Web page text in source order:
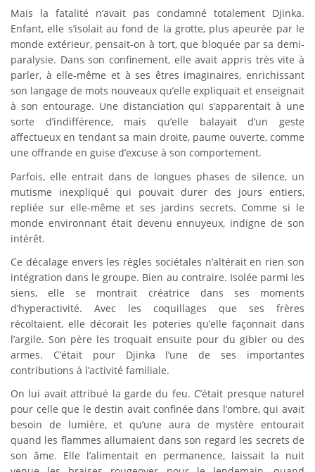
Mais la fatalité n’avait pas condamné totalement Djinka.
Enfant, elle s’isolait au fond de la grotte, plus apeurée par le
monde extérieur, pensait-on à tort, que bloquée par sa demi-
paralysie. Dans son confinement, elle avait appris très vite à
parler, à elle-même et à ses êtres imaginaires, enrichissant
son langage de mots nouveaux qu’elle expliquait et enseignait
à son entourage. Une distanciation qui s’apparentait à une
sorte d’indifférence, mais qu’elle balayait d’un geste
affectueux en tendant sa main droite, paume ouverte, comme
une offrande en guise d’excuse à son comportement.
Parfois, elle entrait dans de longues phases de silence, un
mutisme inexpliqué qui pouvait durer des jours entiers,
repliée sur elle-même et ses jardins secrets. Comme si le
monde environnant était devenu ennuyeux, indigne de son
intérêt.
Ce décalage envers les règles sociétales n’altérait en rien son
intégration dans le groupe. Bien au contraire. Isolée parmi les
siens, elle se montrait créatrice dans ses moments
d’hyperactivité. Avec les coquillages que ses frères
récoltaient, elle décorait les poteries qu’elle façonnait dans
l’argile. Son père les troquait ensuite pour du gibier ou des
armes. C’était pour Djinka l’une de ses importantes
contributions à l’activité familiale.
On lui avait attribué la garde du feu. C’était presque naturel
pour celle que le destin avait confinée dans l’ombre, qui avait
besoin de lumière, et qu’une aura de mystère entourait
quand les flammes allumaient dans son regard les secrets de
son âme. Elle l’alimentait en permanence, laissait la nuit